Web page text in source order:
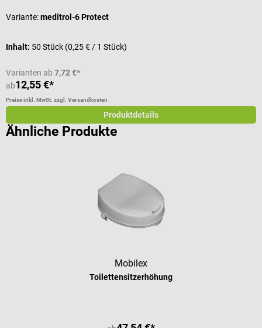
Variante:meditrol-6 Protect
Inhalt: 50 Stück (0,25 € / 1 Stück)
Varianten ab 7,72 €*
ab12,55 €*
Preise inkl. MwSt. zzgl. Versandkosten
Produktdetails
Ähnliche Produkte
Mobilex
Toilettensitzerhöhung